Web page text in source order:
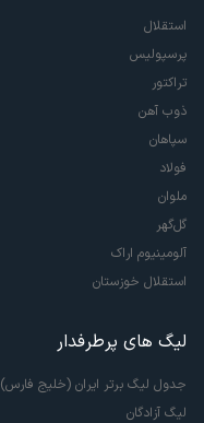
استقلال
پرسپولیس
تراکتور
ذوب آهن
سپاهان
فولاد
ملوان
گل‌گهر
آلومینیوم اراک
استقلال خوزستان
لیگ های پرطرفدار
جدول لیگ برتر ایران (خلیج فارس)
لیگ آزادگان